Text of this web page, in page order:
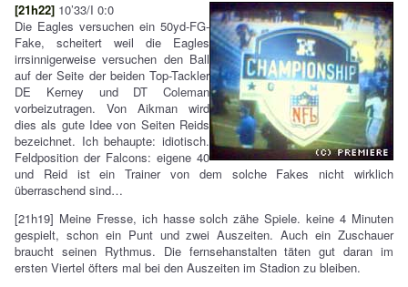
[21h22] 10’33/I 0:0
Die Eagles versuchen ein 50yd-FG-
Fake, scheitert weil die Eagles
irrsinnigerweise versuchen den Ball
auf der Seite der beiden Top-Tackler
DE Kerney und DT Coleman
vorbeizutragen. Von Aikman wird
dies als gute Idee von Seiten Reids
bezeichnet. Ich behaupte: idiotisch.
Feldposition der Falcons: eigene 40
und Reid ist ein Trainer von dem solche Fakes nicht wirklich
überraschend sind…
[21h19] Meine Fresse, ich hasse solch zähe Spiele. keine 4 Minuten
gespielt, schon ein Punt und zwei Auszeiten. Auch ein Zuschauer
braucht seinen Rythmus. Die fernsehanstalten täten gut daran im
ersten Viertel öfters mal bei den Auszeiten im Stadion zu bleiben.